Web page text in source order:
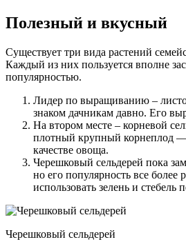
Полезный и вкусный
Существует три вида растений
Каждый из них пользуется вполне
популярностью.
Лидер по выращиванию –
знаком дачникам давно. Его
На втором месте – корневой
плотный крупный корнеплод
качестве овоща.
Черешковый сельдерей пока
но его популярность все более
использовать зелень и стебель
Черешковый сельдерей